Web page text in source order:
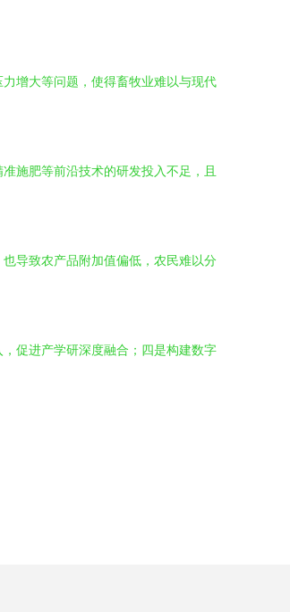
增大等问题，使得畜牧业难以与现代
施肥等前沿技术的研发投入不足，且
导致农产品附加值偏低，农民难以分
促进产学研深度融合；四是构建数字